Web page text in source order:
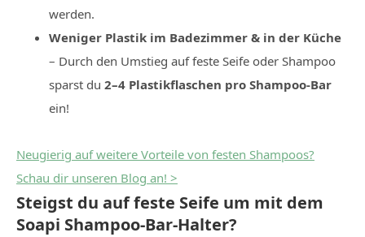
werden.
Weniger Plastik im Badezimmer & in der Küche
– Durch den Umstieg auf feste Seife oder Shampoo
sparst du 2–4 Plastikflaschen pro Shampoo-Bar
ein!
Neugierig auf weitere Vorteile von festen Shampoos?
Schau dir unseren Blog an! >
Steigst du auf feste Seife um mit dem
Soapi Shampoo-Bar-Halter?